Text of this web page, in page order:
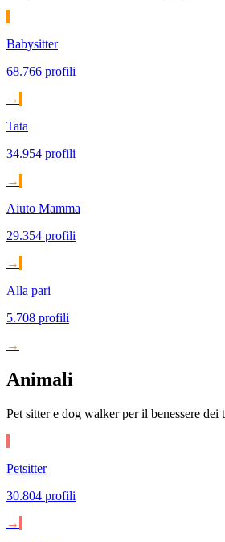
Babysitter
68.766 profili
→
Tata
34.954 profili
→
Aiuto Mamma
29.354 profili
→
Alla pari
5.708 profili
→
Animali
Pet sitter e dog walker per il benessere dei
Petsitter
30.804 profili
→